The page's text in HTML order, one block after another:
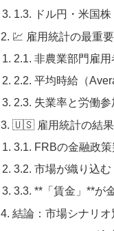
1.3. ドル円・米国
2. 💹 雇用統計の最重
2.1. 非農業部門雇
2.2. 平均時給（
2.3. 失業率と労働
3. 🇺🇸 雇用統計の結果
3.1. FRBの金融政
3.2. 市場が織り込
3.3. **「賃金」**が
4. 結論：市場シナリ